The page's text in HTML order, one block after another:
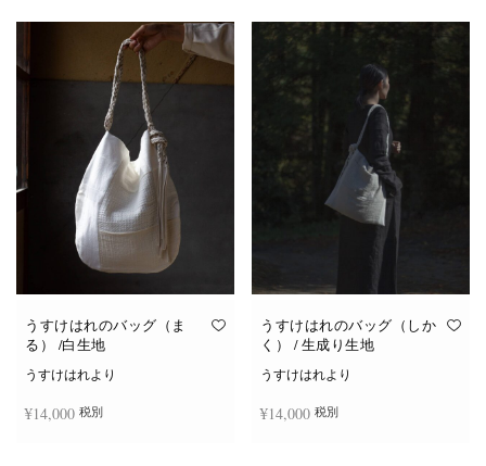
–
¥2,160
の
商
品
に
は
複
数
バ
リ
エ
ー
シ
ョ
ン
り
ま
オ
うすけはれのバッグ（ま
る） /白生地
うすけはれより
¥14,000 税別
うすけはれのバッグ（しか
く） / 生成り生地
うすけはれより
¥14,000 税別